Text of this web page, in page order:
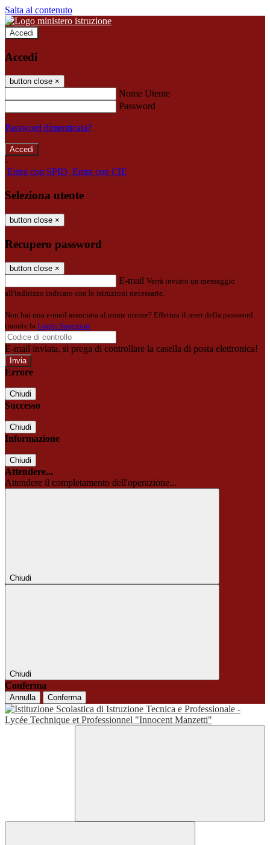
Salta al contenuto
Accedi
Accedi
button close ×
Nome Utente
Password
Password dimenticata?
-
Entra con SPID Entra con CIE
Seleziona utente
button close ×
Recupero password
button close ×
E-mail Verrà inviato un messaggio
all'indirizzo indicato con le istruzioni necessarie.
Non hai una e-mail associata al nome utente? Effettua il reset della password
tramite la Login Spaggiari
E-mail inviata, si prega di controllare la casella di posta elettronica!
Errore
Chiudi
Successo
Chiudi
Informazione
Chiudi
Attendere...
Attendere il completamento dell'operazione...
Chiudi
Chiudi
Conferma
Annulla Conferma